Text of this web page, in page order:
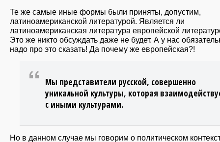
Те же самые иные формы были приняты, допустим,
латиноамериканской литературой. Является ли
латиноамериканская литература европейской
Это же никто обсуждать даже не будет. А у нас
надо про это сказать! Да почему же европейская?!
Мы представители русской, совершенно
уникальной культуры, которая
с иными культурами.
Но в данном случае мы говорим о политическом